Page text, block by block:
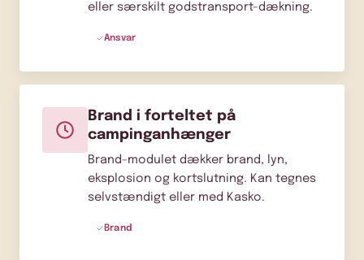
eller særskilt godstransport-dækning.
Ansvar
Brand i forteltet på
campinganhænger
Brand-modulet dækker brand, lyn,
eksplosion og kortslutning. Kan tegnes
selvstændigt eller med Kasko.
Brand